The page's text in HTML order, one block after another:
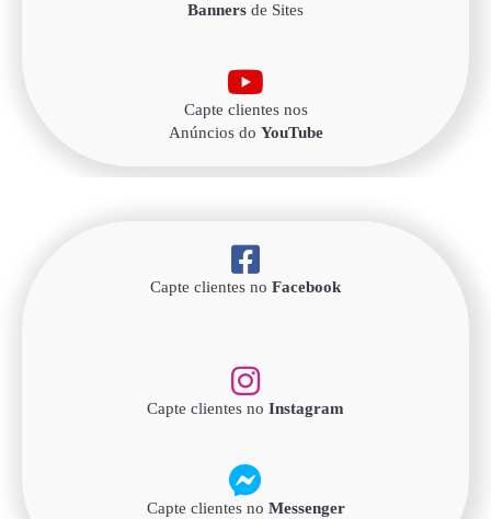
Banners de Sites
Capte clientes nos
Anúncios do YouTube
Capte clientes no Facebook
Capte clientes no Instagram
Capte clientes no Messenger